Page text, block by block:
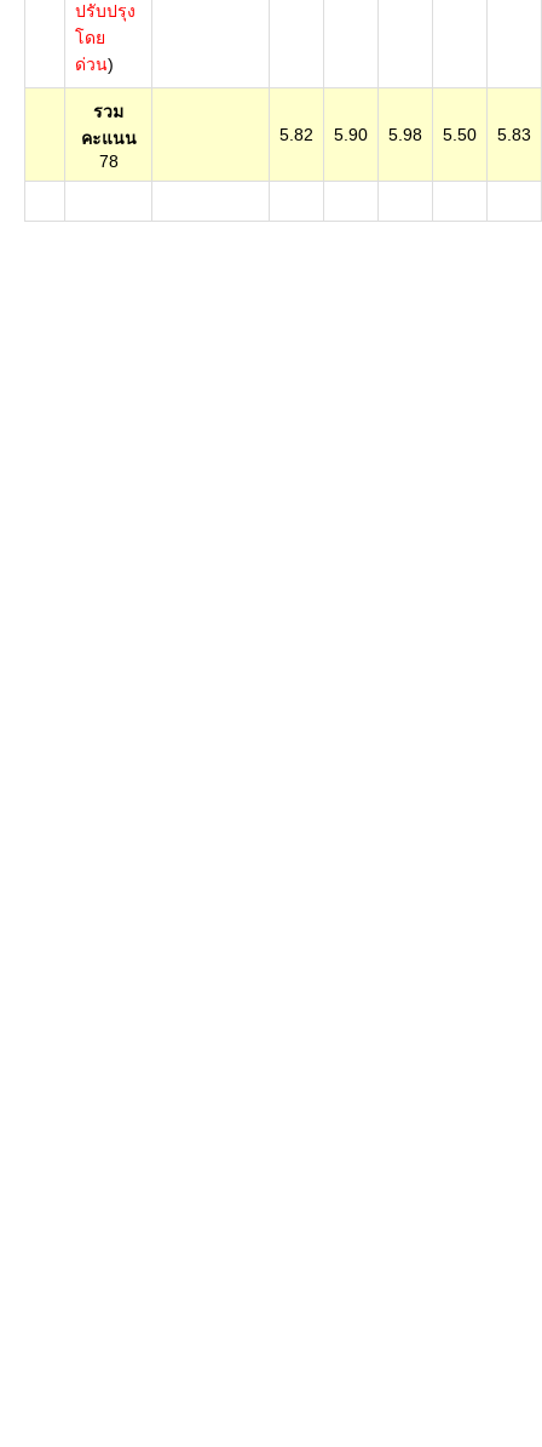
ปรับปรุง
โดย
ด่วน)
รวม
คะแนน
78
5.82 5.90 5.98 5.50 5.83